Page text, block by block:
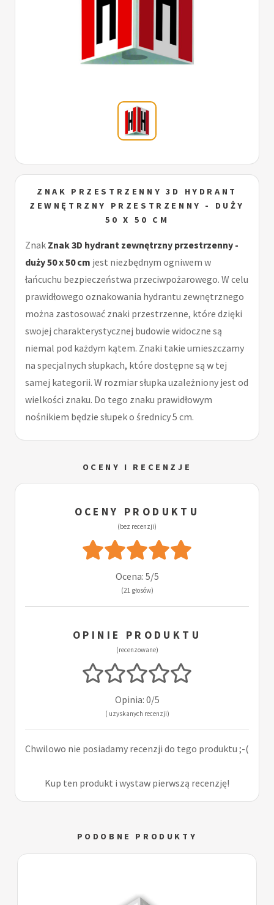
ZNAK PRZESTRZENNY 3D HYDRANT
ZEWNĘTRZNY PRZESTRZENNY - DUŻY
50 X 50 CM
Znak Znak 3D hydrant zewnętrzny przestrzenny -
duży 50 x 50 cm jest niezbędnym ogniwem w
łańcuchu bezpieczeństwa przeciwpożarowego. W celu
prawidłowego oznakowania hydrantu zewnętrznego
można zastosować znaki przestrzenne, które dzięki
swojej charakterystycznej budowie widoczne są
niemal pod każdym kątem. Znaki takie umieszczamy
na specjalnych słupkach, które dostępne są w tej
samej kategorii. W rozmiar słupka uzależniony jest od
wielkości znaku. Do tego znaku prawidłowym
nośnikiem będzie słupek o średnicy 5 cm.
OCENY I RECENZJE
OCENY PRODUKTU
(bez recenzji)
Ocena: 5/5
(21 głosów)
OPINIE PRODUKTU
(recenzowane)
Opinia: 0/5
( uzyskanych recenzji)
Chwilowo nie posiadamy recenzji do tego produktu ;-(
Kup ten produkt i wystaw pierwszą recenzję!
PODOBNE PRODUKTY